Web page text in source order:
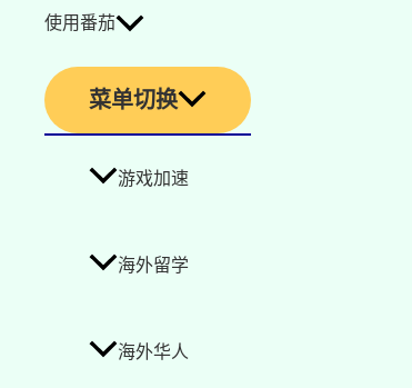
使用番茄
菜单切换
游戏加速
海外留学
海外华人